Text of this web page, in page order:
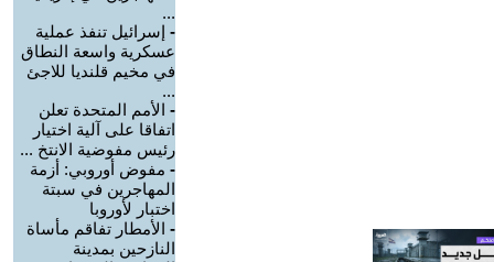
...
- إسرائيل تنفذ عملية
عسكرية واسعة النطاق
في مخيم قلنديا للاجئ
...
- الأمم المتحدة تعلن
اتفاقا على آلية اختيار
رئيس مفوضية الانتخ ...
- مفوض أوروبي: أزمة
المهاجرين في سبتة
اختبار لأوروبا
- الأمطار تفاقم مأساة
النازحين بمدينة